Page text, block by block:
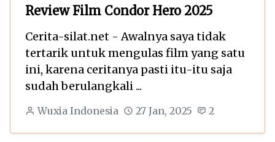
Review Film Condor Hero 2025
Cerita-silat.net - Awalnya saya tidak
tertarik untuk mengulas film yang satu
ini, karena ceritanya pasti itu-itu saja
sudah berulangkali ...
Wuxia Indonesia 27 Jan, 2025 2